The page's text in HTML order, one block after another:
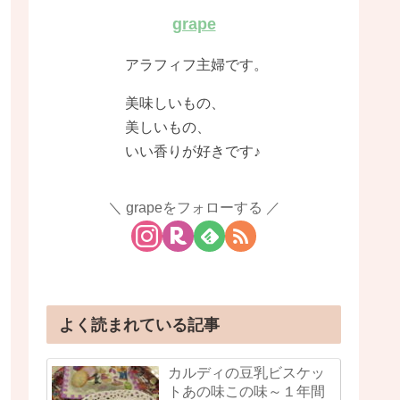
grape
アラフィフ主婦です。
美味しいもの、
美しいもの、
いい香りが好きです♪
grapeをフォローする
よく読まれている記事
カルディの豆乳ビスケッ
トあの味この味～１年間